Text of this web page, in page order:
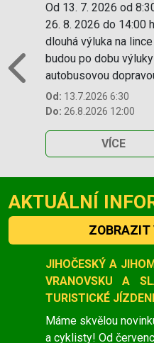
Od 13. 7. 2026 od
26. 8. 2026 do 14:00
dlouhá výluka na
budou po dobu
autobusovou
Od: 13.7.2026 6:30
Do: 26.8.2026 12:00
VÍCE
Previous
AKTUÁLNÍ
ZOBRAZIT
Slide 1 of 2
JIHOČESKÝ A
VRANOVSKU A
TURISTICKÉ
Máme skvělou
a cyklisty! Od